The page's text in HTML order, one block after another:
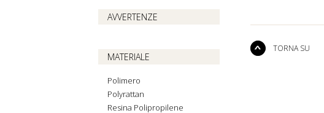
AVVERTENZE
MATERIALE
Polimero
Polyrattan
Resina Polipropilene
TORNA SU